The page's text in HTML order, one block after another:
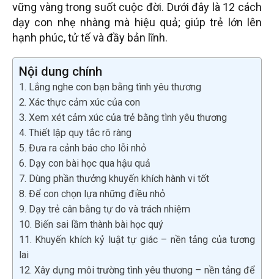
vững vàng trong suốt cuộc đời. Dưới đây là 12 cách
dạy con nhẹ nhàng mà hiệu quả; giúp trẻ lớn lên
hạnh phúc, tử tế và đầy bản lĩnh.
Nội dung chính
1. Lắng nghe con bạn bằng tình yêu thương
2. Xác thực cảm xúc của con
3. Xem xét cảm xúc của trẻ bằng tình yêu thương
4. Thiết lập quy tắc rõ ràng
5. Đưa ra cảnh báo cho lỗi nhỏ
6. Dạy con bài học qua hậu quả
7. Dùng phần thưởng khuyến khích hành vi tốt
8. Để con chọn lựa những điều nhỏ
9. Dạy trẻ cân bằng tự do và trách nhiệm
10. Biến sai lầm thành bài học quý
11. Khuyến khích kỷ luật tự giác – nền tảng của tương
lai
12. Xây dựng môi trường tình yêu thương – nền tảng để